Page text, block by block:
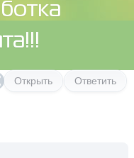
Открыть Ответить